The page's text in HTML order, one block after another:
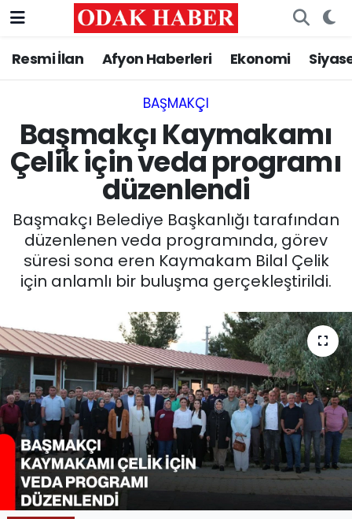
Resmi İlan Afyon Haberleri Ekonomi
BAŞMAKÇI
Başmakçı Kaymakamı
Çelik için veda programı
düzenlendi
Başmakçı Belediye Başkanlığı tarafından
düzenlenen veda programında, görev
süresi sona eren Kaymakam Bilal Çelik
için anlamlı bir buluşma gerçekleştirildi.
AFYONKARAHİSAR HABERLERİ
ASAYİŞ
GÜNCEL
SİYASET
EĞİTİM
SAĞLIK
SPOR
11:11 MANŞET
Nöbetçi Eczaneler
Trafik Durumu
Süper Lig Puan Durumu ve Fikstür
Tüm Manşetler
Son Dakika Haberleri